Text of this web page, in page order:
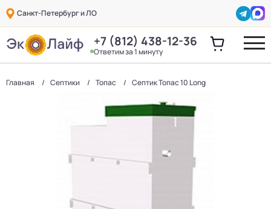
Санкт-Петербург и ЛО
+7 (812) 438-12-36
Ответим за 1 минуту
Главная Септики Топас Септик Топас 10 Long